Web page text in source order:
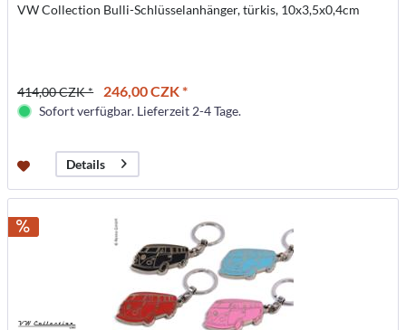
VW Collection Bulli-Schlüsselanhänger, türkis, 10x3,5x0,4cm
414,00 CZK * 246,00 CZK *
Sofort verfügbar. Lieferzeit 2-4 Tage.
Details